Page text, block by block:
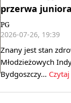
przerwa juniora
PG
2026-07-26, 19:39
Znany jest stan
Młodzieżowych
Bydgoszczy…